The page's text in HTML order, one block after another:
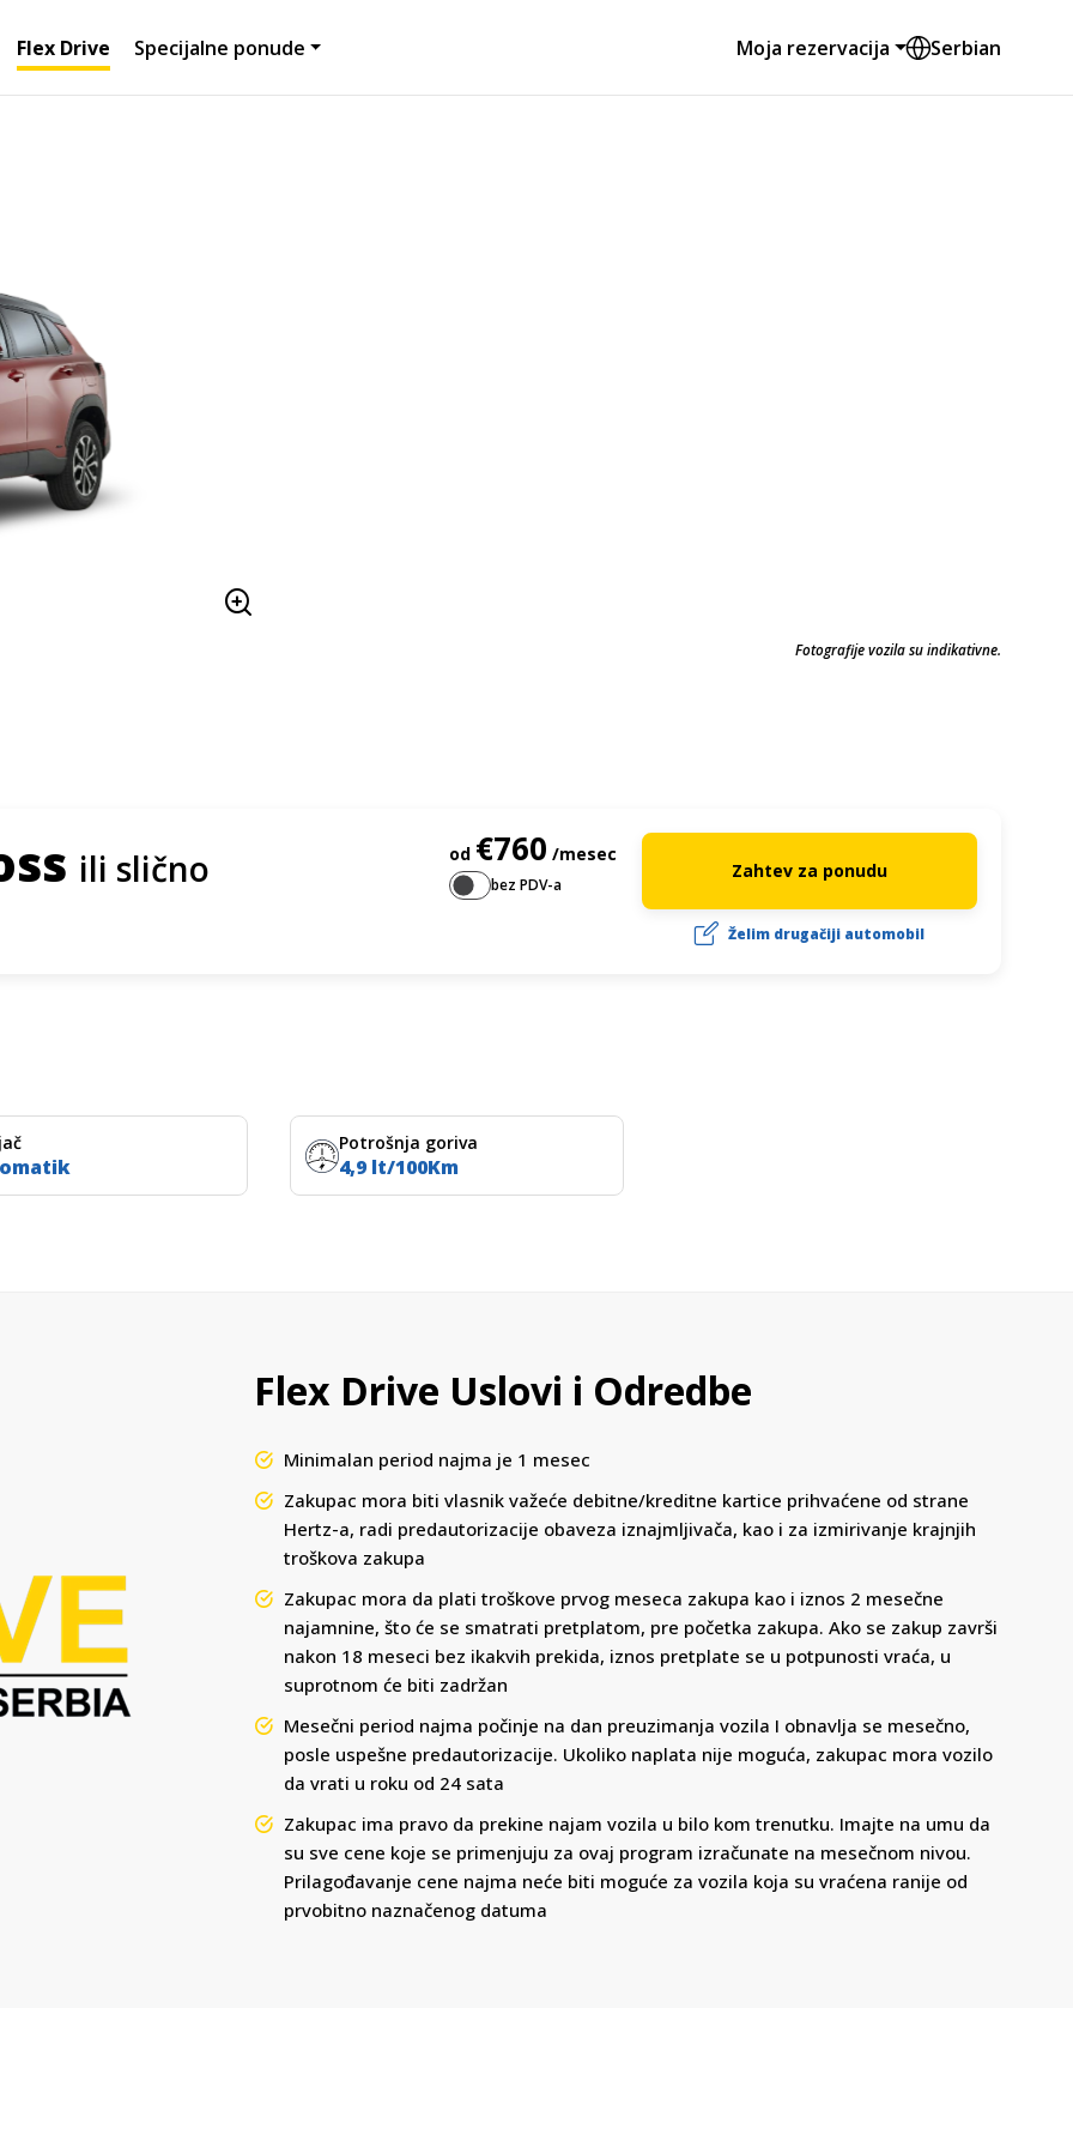
Flex Drive Specijalne ponude Moja rezervacija Serbian
Fotografije vozila su indikativne.
ili slično od €760 /mesec
bez PDV-a
Zahtev za ponudu
Želim drugačiji automobil
Potrošnja goriva
4,9 lt/100Km
Flex Drive Uslovi i Odredbe
Minimalan period najma je 1 mesec
Zakupac mora biti vlasnik važeće debitne/kreditne kartice prihvaćene od strane
Hertz-a, radi predautorizacije obaveza iznajmljivača, kao i za izmirivanje krajnjih
troškova zakupa
Zakupac mora da plati troškove prvog meseca zakupa kao i iznos 2 mesečne
najamnine, što će se smatrati pretplatom, pre početka zakupa. Ako se zakup završi
nakon 18 meseci bez ikakvih prekida, iznos pretplate se u potpunosti vraća, u
suprotnom će biti zadržan
Mesečni period najma počinje na dan preuzimanja vozila I obnavlja se mesečno,
posle uspešne predautorizacije. Ukoliko naplata nije moguća, zakupac mora vozilo
da vrati u roku od 24 sata
Zakupac ima pravo da prekine najam vozila u bilo kom trenutku. Imajte na umu da
su sve cene koje se primenjuju za ovaj program izračunate na mesečnom nivou.
Prilagođavanje cene najma neće biti moguće za vozila koja su vraćena ranije od
prvobitno naznačenog datuma